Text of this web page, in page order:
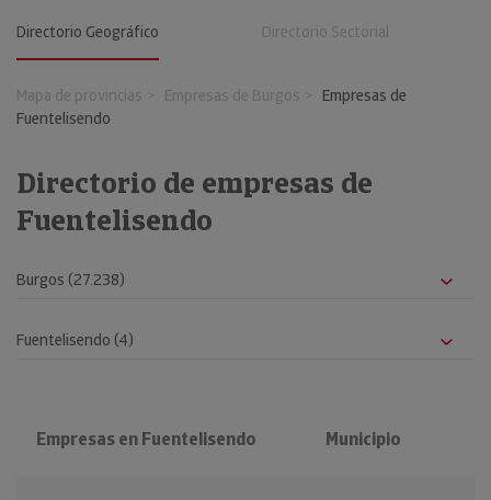
Directorio Geográfico Directorio Sectorial
Mapa de provincias Empresas de Burgos
Empresas de
Fuentelisendo
Directorio de empresas de
Fuentelisendo
Empresas en Fuentelisendo Municipio